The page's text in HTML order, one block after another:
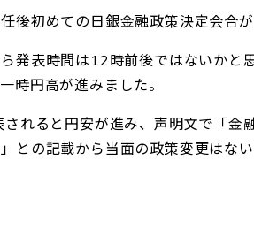
後初めての日銀金融政策決定会合が
発表時間は12時前後ではないかと
時円高が進みました。
れると円安が進み、声明文で「金
との記載から当面の政策変更はな